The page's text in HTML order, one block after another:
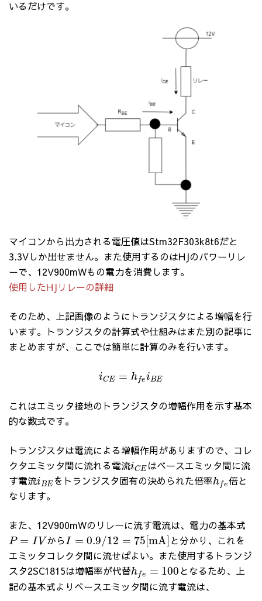
いるだけです。
マイコンから出力される電圧値はStm32F303k8t6だと
3.3Vしか出せません。また使用するのはHJのパワーリレ
ーで、12V900mWもの電力を消費します。
使用したHJリレーの詳細
そのため、上記画像のようにトランジスタによる増幅を行
います。トランジスタの計算式や仕組みはまた別の記事に
まとめますが、ここでは簡単に計算のみを行います。
iCE = hfeiBE
これはエミッタ接地のトランジスタの増幅作用を示す基本
的な数式です。
トランジスタは電流による増幅作用がありますので、コレ
クタエミッタ間に流れる電流iCE はベースエミッタ間に流
す電流i BE をトランジスタ固有の決められた倍率hfe倍と
なります。
また、12V900mWのリレーに流す電流は、電力の基本式
P = I V からI = 0.9/12 = 75 [mA と分かり、これを
エミッタコレクタ間に流せばよい。また使用するトランジ
スタ2SC1815は増幅率が代替hfe = 100となるため、上
記の基本式よりベースエミッタ間に流す電流は、